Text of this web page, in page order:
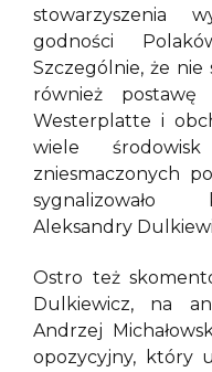
stowarzyszenia
godności
Szczególnie, że nie
również
Westerplatte i
wiele
zniesmaczonych
sygnalizowało
Aleksandry
Ostro też
Dulkiewicz, na
Andrzej
opozycyjny, który